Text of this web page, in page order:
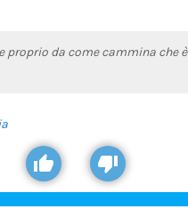
proprio da come cammina che è